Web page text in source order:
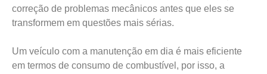
correção de problemas mecânicos antes que eles se
transformem em questões mais sérias.
Um veículo com a manutenção em dia é mais eficiente
em termos de consumo de combustível, por isso, a